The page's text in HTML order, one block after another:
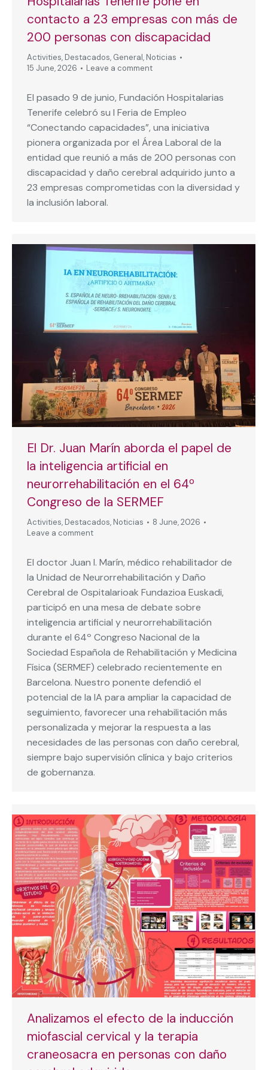
contacto a 23 empresas con más de
200 personas con discapacidad
Activities, Destacados, General, Noticias
15 June, 2026
Leave a comment
El pasado 9 de junio, Fundación Hospitalarias
Tenerife celebró su I Feria de Empleo
“Conectando capacidades”, una iniciativa
pionera organizada por el Área Laboral de la
entidad que reunió a más de 200 personas con
discapacidad y daño cerebral adquirido junto a
23 empresas comprometidas con la diversidad y
la inclusión laboral.
El Dr. Juan Marín aborda el papel de
la inteligencia artificial en
neurorrehabilitación en el 64º
Congreso de la SERMEF
Activities, Destacados, Noticias
8 June, 2026
Leave a comment
El doctor Juan I. Marín, médico rehabilitador de
la Unidad de Neurorrehabilitación y Daño
Cerebral de Ospitalarioak Fundazioa Euskadi,
participó en una mesa de debate sobre
inteligencia artificial y neurorrehabilitación
durante el 64º Congreso Nacional de la
Sociedad Española de Rehabilitación y Medicina
Física (SERMEF) celebrado recientemente en
Barcelona. Nuestro ponente defendió el
potencial de la IA para ampliar la capacidad de
seguimiento, favorecer una rehabilitación más
personalizada y mejorar la respuesta a las
necesidades de las personas con daño cerebral,
siempre bajo supervisión clínica y bajo criterios
de gobernanza.
Analizamos el efecto de la inducción
miofascial cervical y la terapia
craneosacra en personas con daño